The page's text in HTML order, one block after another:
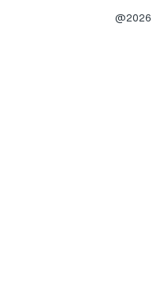
@2026